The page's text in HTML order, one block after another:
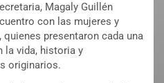
Magaly Guillén
con las mujeres y
presentaron cada una
la vida, historia y
originarios.